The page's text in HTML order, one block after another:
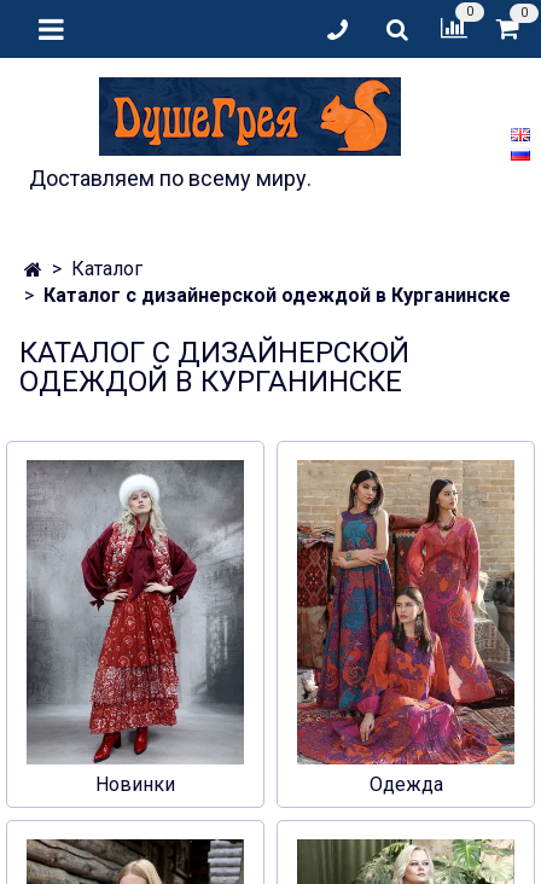
0 0
Доставляем по всему миру.
Каталог
Каталог с дизайнерской одеждой в Курганинске
КАТАЛОГ С ДИЗАЙНЕРСКОЙ
ОДЕЖДОЙ В КУРГАНИНСКЕ
Новинки Одежда